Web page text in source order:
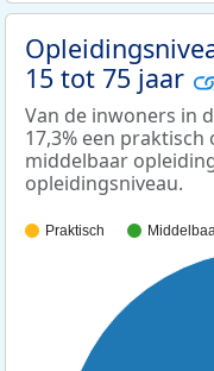
15 tot 75 jaar
Van de inwoners in
17,3% een praktisch
middelbaar
opleidingsniveau.
Praktisch